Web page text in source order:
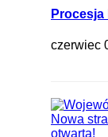
Procesja
czerwiec